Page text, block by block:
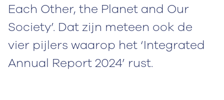
Each Other, the Planet and Our
Society’. Dat zijn meteen ook de
vier pijlers waarop het ‘Integrated
Annual Report 2024’ rust.